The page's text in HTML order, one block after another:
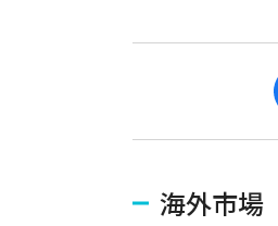
海外市場